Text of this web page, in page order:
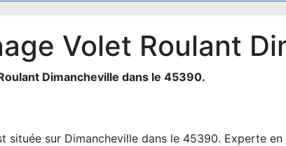
Volet Roulant
Dimancheville dans le 45390.
située sur Dimancheville dans le 45390. Experte